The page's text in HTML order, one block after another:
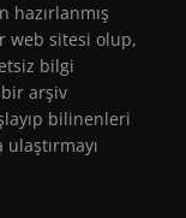
web sitesi olup,
bilgi
bir arşiv
bilinenleri